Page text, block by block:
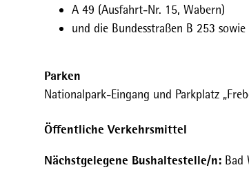
A 49 (Ausfahrt-Nr. 15, Wabern)
und die Bundesstraßen B 253
Parken
Nationalpark-Eingang und Parkplatz
Öffentliche Verkehrsmittel
Nächstgelegene Bushaltestelle/n: Bad